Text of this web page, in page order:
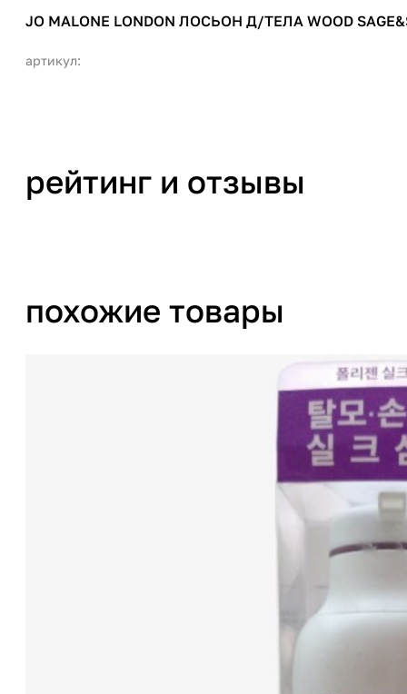
JO MALONE LONDON ЛОСЬОН Д/ТЕЛА WOOD
артикул:
рейтинг и отзывы
похожие товары